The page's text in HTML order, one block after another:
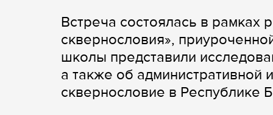
Встреча состоялась в рамках
сквернословия»,
школы представили
а также об административной
сквернословие в Республике